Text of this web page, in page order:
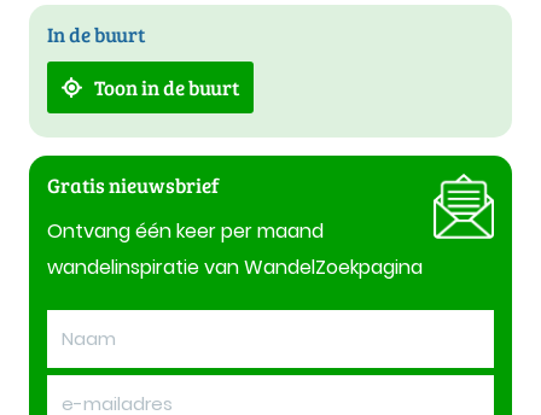
In de buurt
Toon in de buurt
Gratis nieuwsbrief
Ontvang één keer per maand
wandelinspiratie van WandelZoekpagina